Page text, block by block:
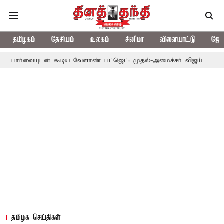
தமிழகம் தேசியம் உலகம் சினிமா விளையாட்டு
கூடிய வேளாண் பட்ஜெட்: முதல்-அமைச்சர் விஜய் தமிழக
தமிழக செய்திகள்